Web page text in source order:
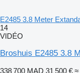
E2485 3.8 Meter
14
VIDÉO
Broshuis E2485 3.8
338 700 MAD 31 500 € ≈